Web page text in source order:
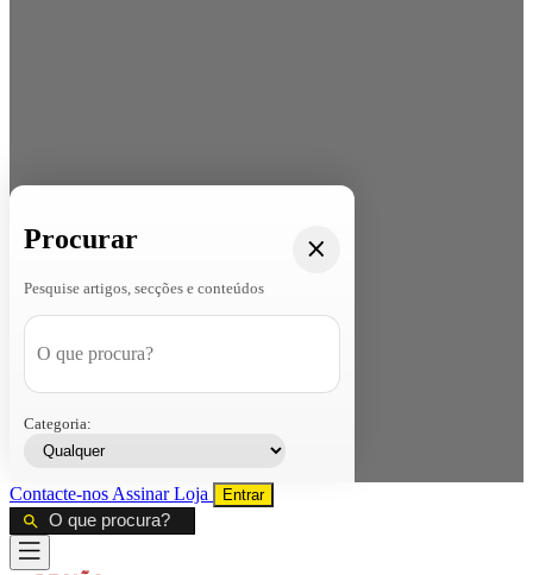
Procurar
Pesquise artigos, secções e conteúdos
Categoria:
Contacte-nos AssinarLoja Entrar